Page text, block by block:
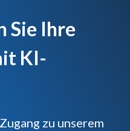
Sie Ihre
KI-
zu unserem